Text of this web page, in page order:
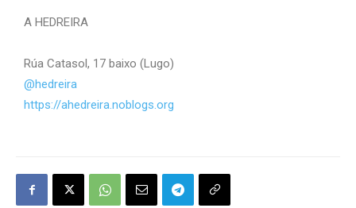
A HEDREIRA
Rúa Catasol, 17 baixo (Lugo)
@hedreira
https://ahedreira.noblogs.org